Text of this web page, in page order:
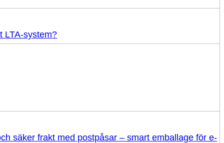
LTA-system?
säker frakt med postpåsar – smart emballage för e-